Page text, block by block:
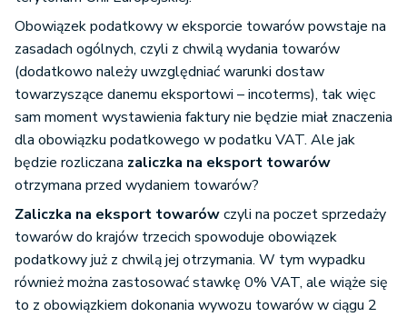
Obowiązek podatkowy w eksporcie towarów powstaje na
zasadach ogólnych, czyli z chwilą wydania towarów
(dodatkowo należy uwzględniać warunki dostaw
towarzyszące danemu eksportowi – incoterms), tak więc
sam moment wystawienia faktury nie będzie miał znaczenia
dla obowiązku podatkowego w podatku VAT. Ale jak
będzie rozliczana zaliczka na eksport towarów
otrzymana przed wydaniem towarów?
Zaliczka na eksport towarówczyli na poczet sprzedaży
towarów do krajów trzecich spowoduje obowiązek
podatkowy już z chwilą jej otrzymania. W tym wypadku
również można zastosować stawkę 0% VAT, ale wiąże się
to z obowiązkiem dokonania wywozu towarów w ciągu 2